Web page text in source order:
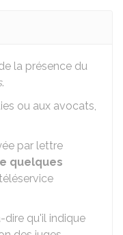
la présence du
.
ou aux avocats,
par lettre
quelques
qu'il indique